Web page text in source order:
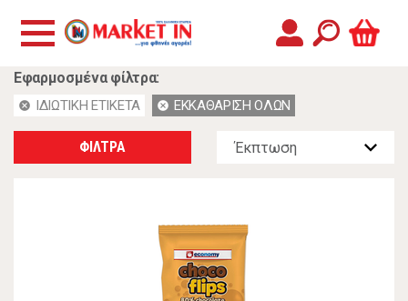
Εφαρμοσμένα φίλτρα:
cancel ΙΔΙΩΤΙΚΗ ΕΤΙΚΕΤΑ cancel ΕΚΚΑΘΑΡΙΣΗ ΟΛΩΝ
ΦΙΛΤΡΑ